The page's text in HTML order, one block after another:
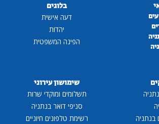
בלוגים
דעה אישית
יהדות
הפינה המשפטית
בנתניה
שימושון עירוני
תשלומים ומוקדי שרות
סניפי דואר בנתניה
רשימת טלפונים חיוניים